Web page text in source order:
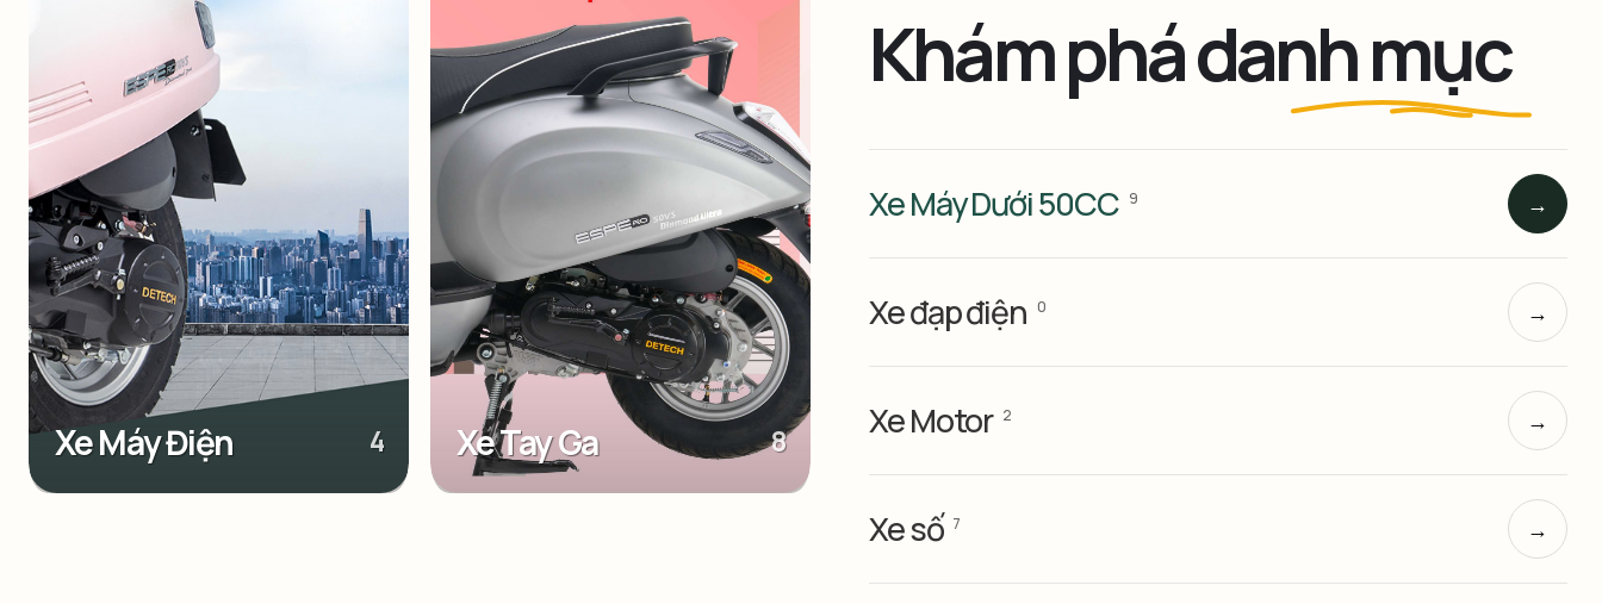
Xe Máy Điện 4 Xe Tay Ga 8
Khám phá danh mục
Xe Máy Dưới 50CC 9 →
Xe đạp điện 0 →
Xe Motor 2 →
Xe số 7 →